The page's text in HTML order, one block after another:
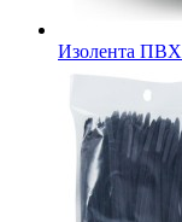
Изолента ПВХ